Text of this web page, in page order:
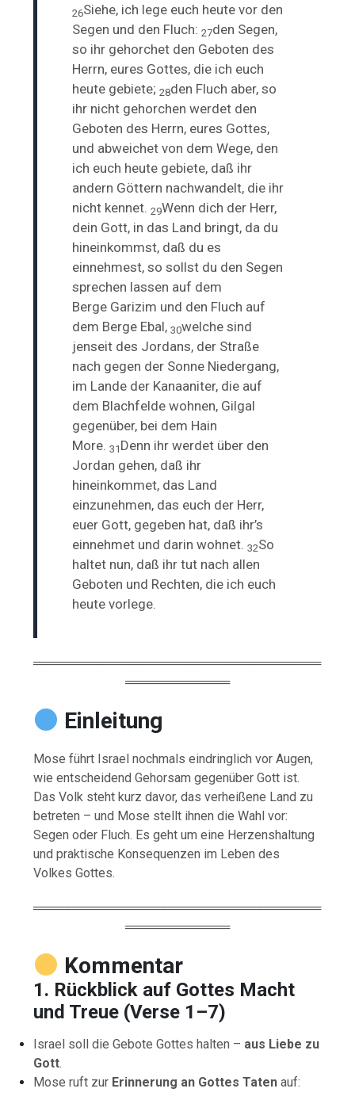
26Siehe, ich lege euch heute vor den
Segen und den Fluch: 27den Segen,
so ihr gehorchet den Geboten des
Herrn, eures Gottes, die ich euch
heute gebiete; 28den Fluch aber, so
ihr nicht gehorchen werdet den
Geboten des Herrn, eures Gottes,
und abweichet von dem Wege, den
ich euch heute gebiete, daß ihr
andern Göttern nachwandelt, die ihr
nicht kennet.29Wenn dich der Herr,
dein Gott, in das Land bringt, da du
hineinkommst, daß du es
einnehmest, so sollst du den Segen
sprechen lassen auf dem
Berge Garizim und den Fluch auf
dem Berge Ebal,30welche sind
jenseit des Jordans, der Straße
nach gegen der Sonne Niedergang,
im Lande der Kanaaniter, die auf
dem Blachfelde wohnen, Gilgal
gegenüber, bei dem Hain
More.31 Denn ihr werdet über den
Jordan gehen, daß ihr
hineinkommet, das Land
einzunehmen, das euch der Herr,
euer Gott, gegeben hat, daß ihr’s
einnehmet und darin wohnet.32So
haltet nun, daß ihr tut nach allen
Geboten und Rechten, die ich euch
heute vorlege.
═════════════════════════════════
════════════
Einleitung
Mose führt Israel nochmals eindringlich vor Augen,
wie entscheidend Gehorsam gegenüber Gott ist.
Das Volk steht kurz davor, das verheißene Land zu
betreten – und Mose stellt ihnen die Wahl vor:
Segen oder Fluch. Es geht um eine Herzenshaltung
und praktische Konsequenzen im Leben des
Volkes Gottes.
═════════════════════════════════
════════════
Kommentar
1. Rückblick auf Gottes Macht
und Treue (Verse 1–7)
Israel soll die Gebote Gottes halten – aus Liebe zu
Gott.
Mose ruft zur Erinnerung an Gottes Taten auf: